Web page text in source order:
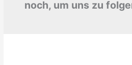
noch, um uns zu